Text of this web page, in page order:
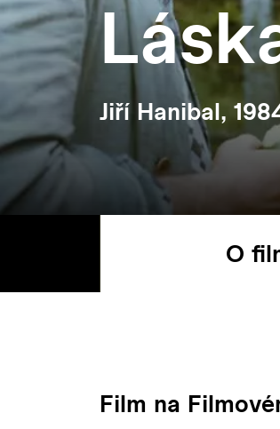
Jiří Hanibal,
O
Film na